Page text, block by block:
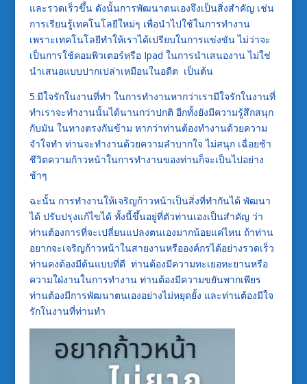
และรวดเร็วขึ้น ดังนั้นการพัฒนาตนเองจึงเป็นสิ่งสำคัญ เช่น
การเรียนรู้เทคโนโลยีใหม่ๆ เพื่อนำไปใช้ในการทำงาน
เพราะเทคโนโลยีทำให้เราได้เปรียบในการแข่งขัน ไม่ว่าจะ
เป็นการใช้คอมพิวเตอร์หรือ Ipad ในการนำเสนองาน ไม่ใช่
นำเสนอแบบปากเปล่าเหมือนในอดีต เป็นต้น
5.มีใจรักในงานที่ทำ ในการทำงานหากว่าเรามีใจรักในงานที่
ทำเราจะทำงานนั้นได้นานกว่าปกติ อีกทั้งยังมีความรู้สึกสนุก
กับมัน ในทางตรงกันข้าม หากว่าท่านต้องทำงานด้วยความ
จำใจทำ ท่านจะทำงานด้วยความลำบากใจ ไม่สนุก เฉื่อยช้า
ชีวิตความก้าวหน้าในการทำงานของท่านก็จะเป็นไปอย่าง
ช้าๆ
ฉะนั้น การทำงานให้เจริญก้าวหน้าเป็นสิ่งที่ทำกันได้ พัฒนา
ได้ ปรับปรุงแก้ไขได้ ทั้งนี้ขึ้นอยู่ที่ตัวท่านเองเป็นสำคัญ ว่า
ท่านต้องการที่จะเปลี่ยนแปลงตนเองมากน้อยแค่ไหน ถ้าท่าน
อยากจะเจริญก้าวหน้าในสายงานหรือองค์กรได้อย่างรวดเร็ว
ท่านคงต้องมีต้นแบบที่ดี ท่านต้องมีความทะเยอทะยานหรือ
ความใฝ่งานในการทำงาน ท่านต้องมีความขยันพากเพียร
ท่านต้องมีการพัฒนาตนเองอย่างไม่หยุดยั้ง และท่านต้องมีใจ
รักในงานที่ท่านทำ